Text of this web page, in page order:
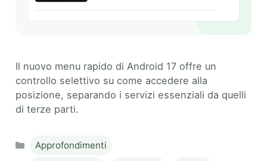
Il nuovo menu rapido di Android 17 offre un
controllo selettivo su come accedere alla
posizione, separando i servizi essenziali da quelli
di terze parti.
Categories
Approfondimenti